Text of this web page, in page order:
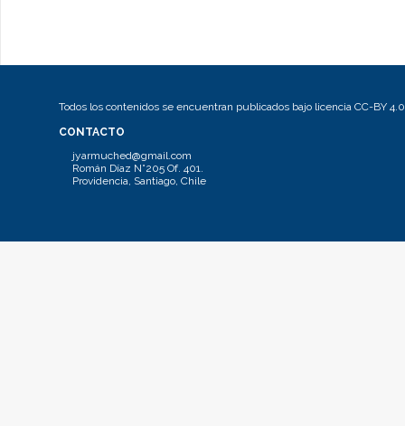
Todos los contenidos se encuentran publicados bajo licencia CC-BY 4.0
CONTACTO
jyarmuched@gmail.com
Román Díaz N°205 Of. 401.
Providencia, Santiago, Chile